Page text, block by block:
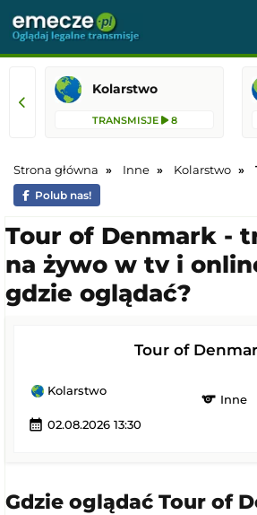
Kolarstwo
TRANSMISJE 8
Strona główna Inne Kolarstwo
Polub nas!
Tour of Denmark -
na żywo w tv i
gdzie oglądać?
Tour of
Kolarstwo
sports Inne
calendar_month 02.08.2026 13:30
Gdzie oglądać Tour of